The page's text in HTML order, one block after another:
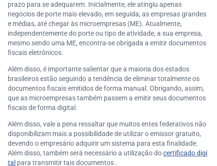
prazo para se adequarem. Inicialmente, ele atingiu apenas
negócios de porte mais elevado, em seguida, as empresas grandes
e médias, até chegar às microempresas (ME). Atualmente,
independentemente do porte ou tipo de atividade, a sua empresa,
mesmo sendo uma ME, encontra-se obrigada a emitir documentos
fiscais eletrônicos.
Além disso, é importante salientar que a maioria dos estados
brasileiros estão seguindo a tendência de eliminar totalmente os
documentos fiscais emitidos de forma manual. Obrigando, assim,
que as microempresas também passem a emitir seus documentos
fiscais de forma digital.
Além disso, vale a pena ressaltar que muitos entes federativos não
disponibilizam mais a possibilidade de utilizar o emissor gratuito,
devendo o empresário adquirir um sistema para esta finalidade.
Além disso, também será necessário a utilização docertificado digi
tal para transmitir tais documentos .